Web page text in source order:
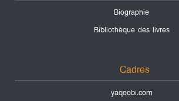
Biographie
Bibliothèque des livres
Cadres
yaqoobi.com